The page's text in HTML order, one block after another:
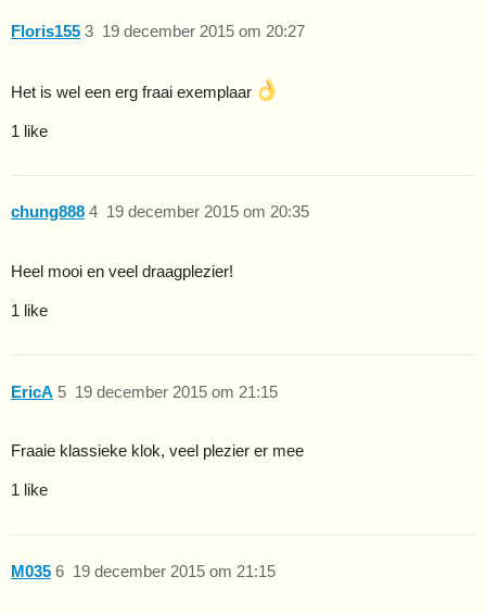
Floris155 19 december 2015 om 20:27
3
Het is wel een erg fraai exemplaar
1 like
chung888 19 december 2015 om 20:35
4
Heel mooi en veel draagplezier!
1 like
EricA 19 december 2015 om 21:15
5
Fraaie klassieke klok, veel plezier er mee
1 like
M035 19 december 2015 om 21:15
6